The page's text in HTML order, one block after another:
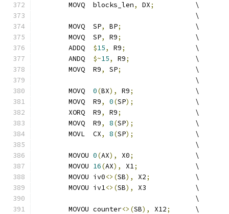
	MOVQ  blocks_len
, DX;
          \
	                               \
	MOVQ  SP
, BP;
                  \
	MOVQ  SP
, R9;
                  \
	ADDQ
$15, R9;
                 \
	ANDQ
$~15, R9;
                \
	MOVQ  R9
, SP;
                  \
	                               \
	MOVQ
0(BX), R9;
               \
	MOVQ  R9
, 0(SP);
               \
	XORQ  R9
, R9;
                  \
	MOVQ  R9
, 8(SP);
               \
	MOVL  CX
, 8(SP);
               \
	                               \
	MOVOU
0(AX), X0;
               \
	MOVOU
16(AX), X1;
              \
	MOVOU iv0
<>(SB), X2;
           \
	MOVOU iv1
<>(SB),
X3            \
	                               \
	MOVOU counter
<>(SB), X12;
      \